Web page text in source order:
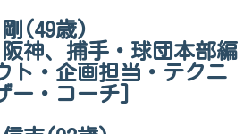
(49歳)
神、捕手・球団本部編
ト・企画担当・テクニ
ー・コーチ]